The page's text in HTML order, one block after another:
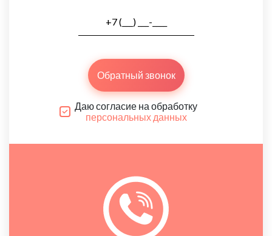
Обратный звонок
Даю согласие на обработку
персональных данных